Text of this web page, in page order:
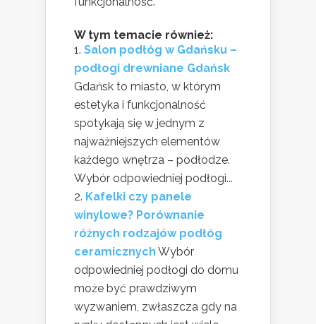
W tym temacie również:
Salon podłóg w Gdańsku –
podłogi drewniane Gdańsk
Gdańsk to miasto, w którym
estetyka i funkcjonalność
spotykają się w jednym z
najważniejszych elementów
każdego wnętrza – podłodze.
Wybór odpowiedniej podłogi...
Kafelki czy panele
winylowe? Porównanie
różnych rodzajów podłóg
ceramicznych Wybór
odpowiedniej podłogi do domu
może być prawdziwym
wyzwaniem, zwłaszcza gdy na